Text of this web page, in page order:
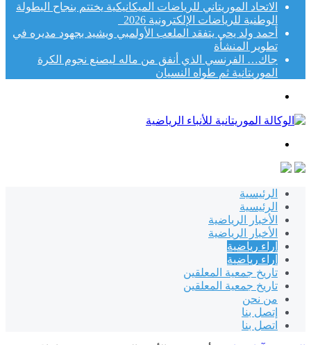
الاتحاد الموريتاني للرياضات الميكانيكية يختتم بنجاح البطولة
الوطنية للرياضات الإلكترونية 2026
أحمد ولد يحي يتفقد الملعب الأولمبي ويشيد بجهود مديره في
تطوير المنشأة
جاك… الفرنسي الذي أنفق من ماله ليصنع نجوم الكرة
الموريتانية ثم طواه النسيان
الرئيسية
الرئيسية
الأخبار الرياضية
الأخبار الرياضية
آراء رياضية
آراء رياضية
تاريخ جمعية المعلقين
تاريخ جمعية المعلقين
من نحن
إتصل بنا
اتصل بنا